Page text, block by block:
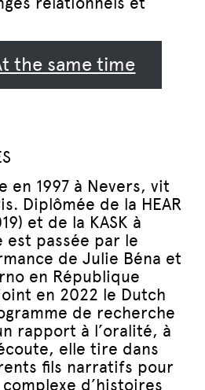
the same time
en 1997 à Nevers, vit
Diplômée de la HEAR
et de la KASK à
est passée par le
de Julie Béna et
en République
en 2022 le Dutch
de recherche
rapport à l’oralité, à
elle tire dans
fils narratifs pour
d’histoires